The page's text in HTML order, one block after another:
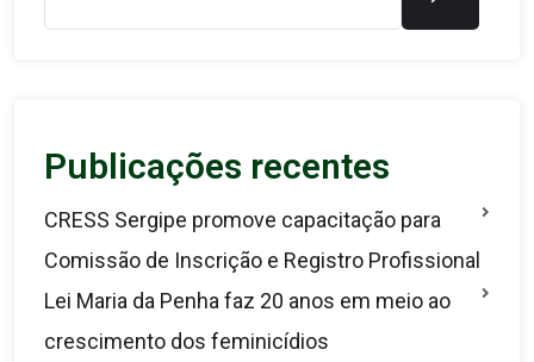
Publicações recentes
CRESS Sergipe promove capacitação para
Comissão de Inscrição e Registro Profissional
Lei Maria da Penha faz 20 anos em meio ao
crescimento dos feminicídios